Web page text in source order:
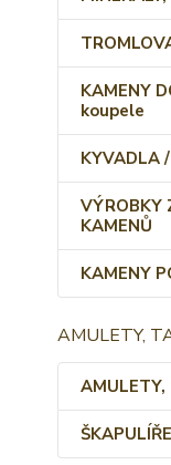
KAMENY
koupele
KYVADLA
VÝROBKY
KAMENŮ
KAMENY
AMULETY,